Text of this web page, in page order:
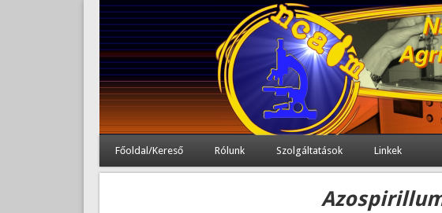
Főoldal/Kereső Rólunk Szolgáltatások Linkek